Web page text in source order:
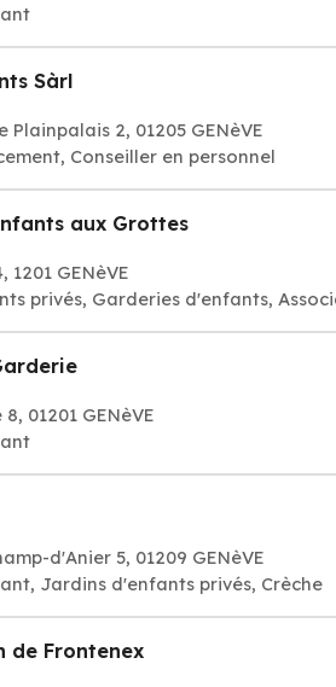
Sàrl
2, 01205 GENèVE
Conseiller en personnel
aux Grottes
1201 GENèVE
privés, Garderies d'enfants,
01201 GENèVE
d'Anier 5, 01209 GENèVE
Jardins d'enfants privés, Crèche
de Frontenex